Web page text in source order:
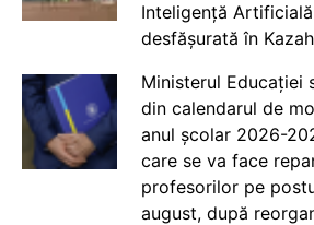
Inteligență
desfășurată în
Ministerul Educației
din calendarul de
anul școlar 2026-
care se va face
profesorilor pe
august, după